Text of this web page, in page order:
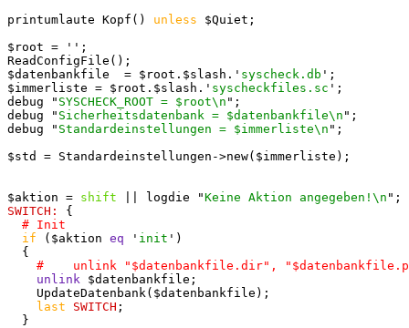
printumlaute Kopf() unless $Quiet;
$root = '';
ReadConfigFile();
$datenbankfile  = $root.$slash.' syscheck.db ';
$immerliste = $root.$slash.' syscheckfiles.sc ';
debug " SYSCHECK_ROOT = $root\n ";
debug " Sicherheitsdatenbank = $datenbankfile\n ";
debug " Standardeinstellungen = $immerliste\n ";
$std = Standardeinstellungen->new($immerliste);
$aktion = shift || logdie "Keine Aktion angegeben!\n
SWITCH:
{
if ($aktion eq ' init ')
  {
unlink $datenbankfile;
    UpdateDatenbank($datenbankfile);
last
SWITCH ;
  }